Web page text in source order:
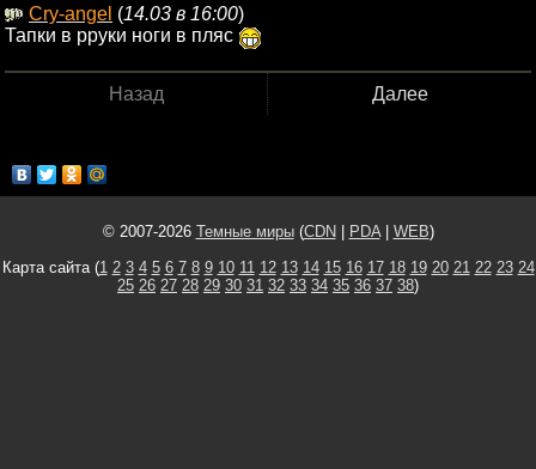
Cry-angel (14.03 в 16:00)
Тапки в рруки ноги в пляс
Назад Далее
© 2007-2026 Темные миры(CDN PDA| WEB)
Карта сайта (1 2 3 4 5 6 7 8 9 10 11 12 13 14 15 16 17 18 19 20 21 22 23 24
25 26 27 28 29 30 31 32 33 34 35 36 37 38)